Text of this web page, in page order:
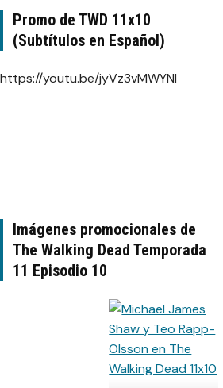
Promo de TWD 11x10
(Subtítulos en Español)
https://youtu.be/jyVz3vMWYNI
Imágenes promocionales de
The Walking Dead Temporada
11 Episodio 10